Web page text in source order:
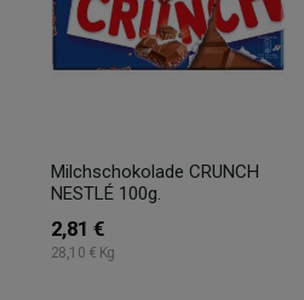
Milchschokolade CRUNCH
NESTLÉ 100g.
2,81 €
28,10 € Kg